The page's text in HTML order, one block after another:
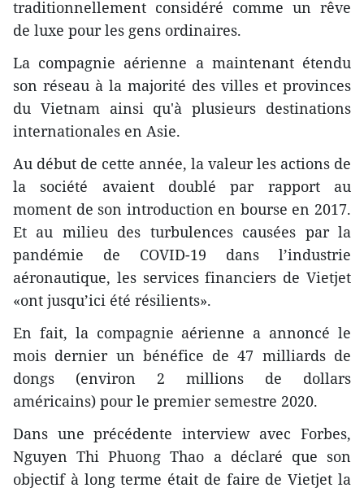
traditionnellement considéré comme un rêve
de luxe pour les gens ordinaires.
La compagnie aérienne a maintenant étendu
son réseau à la majorité des villes et provinces
du Vietnam ainsi qu'à plusieurs destinations
internationales en Asie.
Au début de cette année, la valeur les actions de
la société avaient doublé par rapport au
moment de son introduction en bourse en 2017.
Et au milieu des turbulences causées par la
pandémie de COVID-19 dans l’industrie
aéronautique, les services financiers de Vietjet
«ont jusqu’ici été résilients».
En fait, la compagnie aérienne a annoncé le
mois dernier un bénéfice de 47 milliards de
dongs (environ 2 millions de dollars
américains) pour le premier semestre 2020.
Dans une précédente interview avec Forbes,
Nguyen Thi Phuong Thao a déclaré que son
objectif à long terme était de faire de Vietjet la